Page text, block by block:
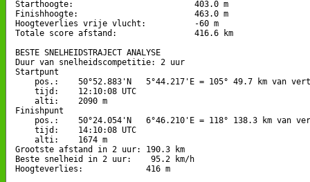
Starthoogte:                         403.0 m
Finishhoogte:                        463.0 m
Hoogteverlies vrije vlucht:          -60 m
Totale score afstand:                416.6 km
BESTE SNELHEIDSTRAJECT ANALYSE
Duur van snelheidscompetitie: 2 uur
Startpunt
pos.:    50°52.883'N   5°44.217'E = 105° 49.7 km van
    tijd:    12:10:08 UTC
    alti:    2090 m
Finishpunt
pos.:    50°24.054'N   6°46.210'E = 118° 138.3 km van
    tijd:    14:10:08 UTC
    alti:    1674 m
Grootste afstand in 2 uur: 190.3 km
Beste snelheid in 2 uur:    95.2 km/h
Hoogteverlies:             416 m